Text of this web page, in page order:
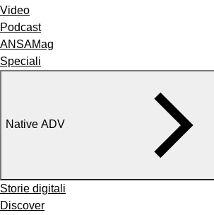
Video
Podcast
ANSAMag
Speciali
Native ADV
Storie digitali
Discover